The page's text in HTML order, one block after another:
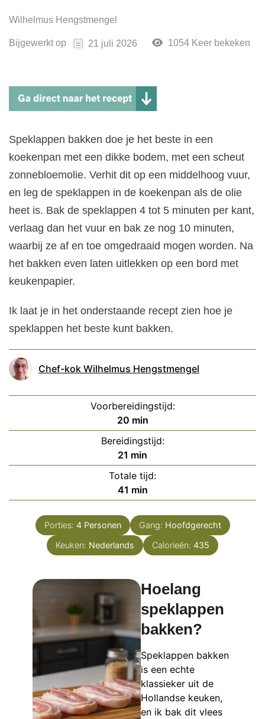
Wilhelmus Hengstmengel
Bijgewerkt op 21 juli 2026 1054 Keer bekeken
Speklappen bakken doe je het beste in een
koekenpan met een dikke bodem, met een scheut
zonnebloemolie. Verhit dit op een middelhoog vuur,
en leg de speklappen in de koekenpan als de olie
heet is. Bak de speklappen 4 tot 5 minuten per kant,
verlaag dan het vuur en bak ze nog 10 minuten,
waarbij ze af en toe omgedraaid mogen worden. Na
het bakken even laten uitlekken op een bord met
keukenpapier.
Ik laat je in het onderstaande recept zien hoe je
speklappen het beste kunt bakken.
Chef-kok Wilhelmus Hengstmengel
Voorbereidingstijd:
20minuten
min
Bereidingstijd:
21 minuten
min
Totale tijd:
41 minuten
min
Porties: 4 Personen Gang: Hoofdgerecht
Keuken: Nederlands Calorieën: 435
Hoelang
speklappen
bakken?
Speklappen bakken
is een echte
klassieker uit de
Hollandse keuken,
en ik bak dit vlees